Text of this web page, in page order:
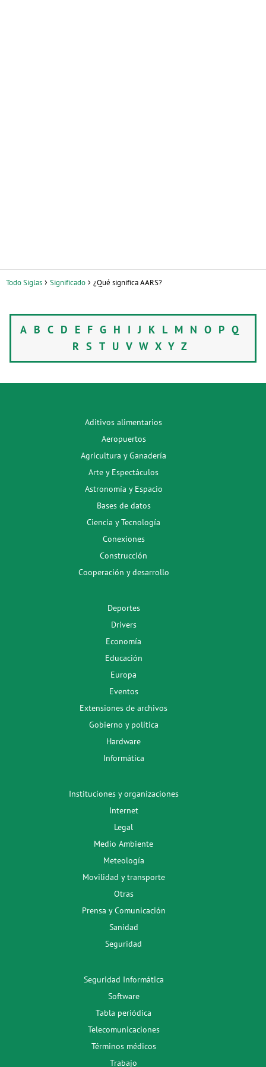
Todo Siglas Significado ¿Qué significa AARS?
A B C D E F G H IJ K L M N O P Q
R S T U V W X Y Z
Aditivos alimentarios
Aeropuertos
Agricultura y Ganadería
Arte y Espectáculos
Astronomía y Espacio
Bases de datos
Ciencia y Tecnología
Conexiones
Construcción
Cooperación y desarrollo
Deportes
Drivers
Economía
Educación
Europa
Eventos
Extensiones de archivos
Gobierno y política
Hardware
Informática
Instituciones y organizaciones
Internet
Legal
Medio Ambiente
Meteología
Movilidad y transporte
Otras
Prensa y Comunicación
Sanidad
Seguridad
Seguridad Informática
Software
Tabla periódica
Telecomunicaciones
Términos médicos
Trabajo